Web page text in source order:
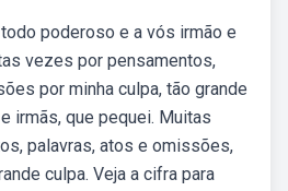
poderoso e a vós irmão e
vezes por pensamentos,
por minha culpa, tão grande
irmãs, que pequei. Muitas
palavras, atos e omissões,
culpa. Veja a cifra para